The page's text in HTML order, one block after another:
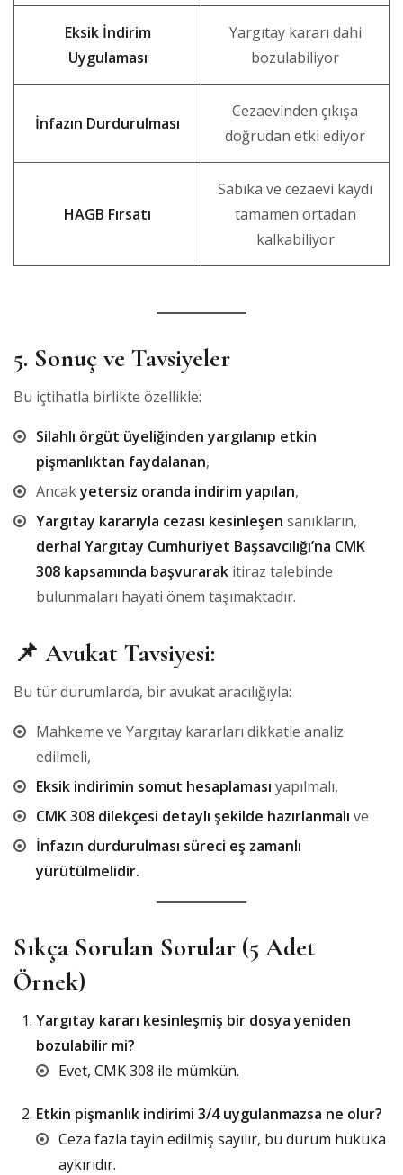
Eksik İndirim
Uygulaması
Yargıtay kararı dahi
bozulabiliyor
İnfazın Durdurulması
Cezaevinden çıkışa
doğrudan etki ediyor
HAGB Fırsatı
Sabıka ve cezaevi kaydı
tamamen ortadan
kalkabiliyor
5. Sonuç ve Tavsiyeler
Bu içtihatla birlikte özellikle:
Silahlı örgüt üyeliğinden yargılanıp etkin
pişmanlıktan faydalanan,
Ancakyetersiz oranda indirim yapılan,
Yargıtay kararıyla cezası kesinleşen sanıkların,
derhal Yargıtay Cumhuriyet Başsavcılığı’na CMK
308 kapsamında başvurarak itiraz talebinde
bulunmaları hayati önem taşımaktadır.
📌 Avukat Tavsiyesi:
Bu tür durumlarda, bir avukat aracılığıyla:
Mahkeme ve Yargıtay kararları dikkatle analiz
edilmeli,
Eksik indirimin somut hesaplaması yapılmalı,
CMK 308 dilekçesi detaylı şekilde hazırlanmalı ve
İnfazın durdurulması süreci eş zamanlı
yürütülmelidir.
Sıkça Sorulan Sorular (5 Adet
Örnek)
Yargıtay kararı kesinleşmiş bir dosya yeniden
bozulabilir mi?
Evet, CMK 308 ile mümkün.
Etkin pişmanlık indirimi 3/4 uygulanmazsa ne olur?
Ceza fazla tayin edilmiş sayılır, bu durum hukuka
aykırıdır.